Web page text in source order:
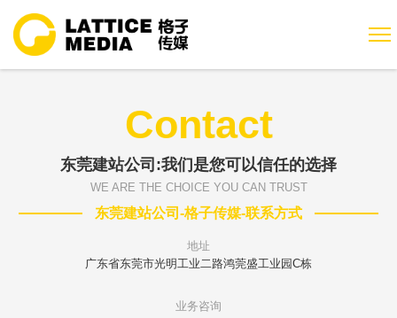
Contact
东莞建站公司:我们是您可以信任的选择
WE ARE THE CHOICE YOU CAN TRUST
东莞建站公司-格子传媒-联系方式
地址
广东省东莞市光明工业二路鸿莞盛工业园C栋
业务咨询